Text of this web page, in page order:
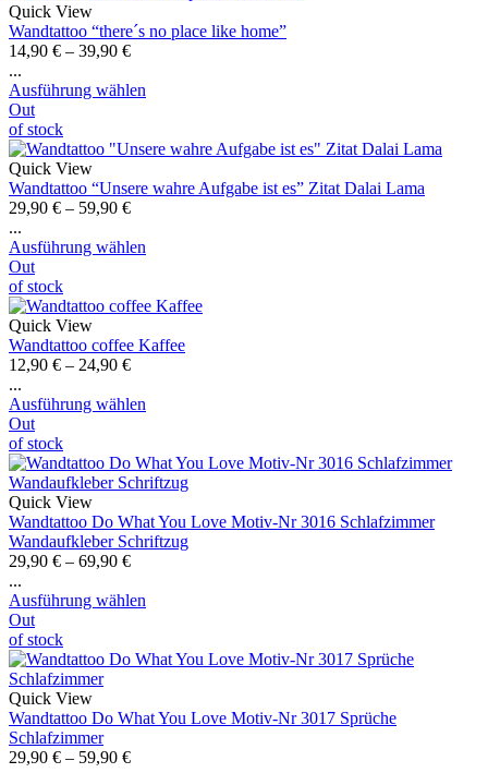
Quick View
Wandtattoo “there´s no place like home”
14,90 € – 39,90 €
...
Ausführung wählen
Out
of stock
Quick View
Wandtattoo “Unsere wahre Aufgabe ist es” Zitat Dalai Lama
29,90 € – 59,90 €
...
Ausführung wählen
Out
of stock
Quick View
Wandtattoo coffee Kaffee
12,90 € – 24,90 €
...
Ausführung wählen
Out
of stock
Quick View
Wandtattoo Do What You Love Motiv-Nr 3016 Schlafzimmer
Wandaufkleber Schriftzug
29,90 € – 69,90 €
...
Ausführung wählen
Out
of stock
Quick View
Wandtattoo Do What You Love Motiv-Nr 3017 Sprüche
Schlafzimmer
29,90 € – 59,90 €